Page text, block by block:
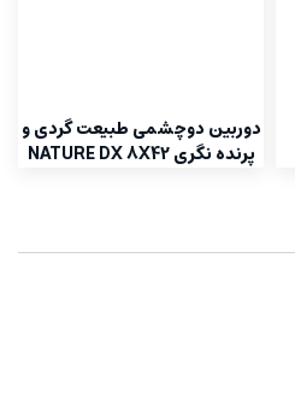
دوربین دوچشمی طبیعت گردی و
پرنده نگری NATURE DX 8X42